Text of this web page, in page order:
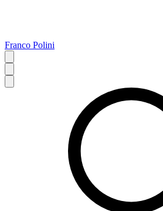
Franco Polini